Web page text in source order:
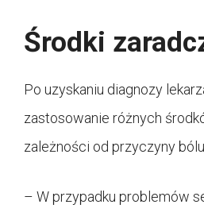
Środki
Po uzyskaniu diagnozy
zastosowanie różnych
zależności od przyczyny
– W przypadku problemów